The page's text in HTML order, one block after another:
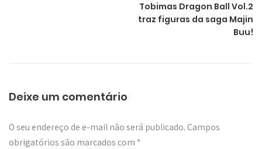
Tobimas Dragon Ball Vol.2
traz figuras da saga Majin
Buu!
Deixe um comentário
O seu endereço de e-mail não será publicado. Campos
obrigatórios são marcados com *